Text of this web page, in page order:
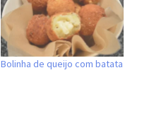
Bolinha de queijo com batata